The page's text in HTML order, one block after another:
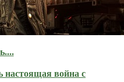
настоящая война с